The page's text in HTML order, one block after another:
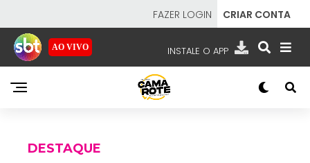
FAZER LOGIN CRIAR CONTA
AO VIVO INSTALE O APP
EMISSORAS
DESTAQUE